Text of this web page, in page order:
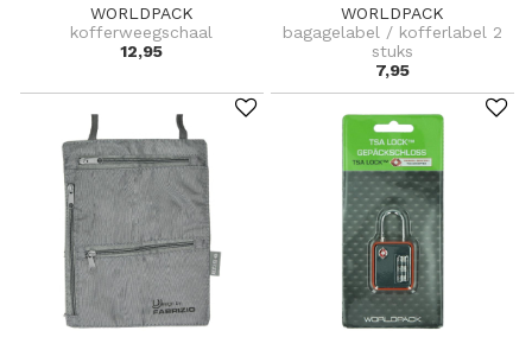
WORLDPACK
kofferweegschaal
12,95
WORLDPACK
bagagelabel / kofferlabel 2
stuks
7,95